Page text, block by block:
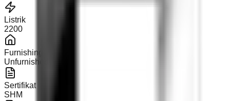
Listrik
2200
Furnishing
Unfurnished
Sertifikat
SHM